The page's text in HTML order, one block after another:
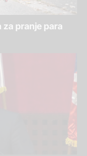
za pranje para